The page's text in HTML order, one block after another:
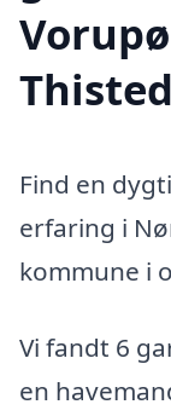
Find en
erfaring i
kommune i
Vi fandt 6
en